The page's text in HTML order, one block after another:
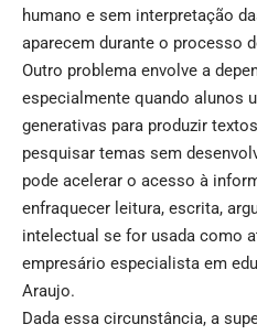
humano e sem interpretação
aparecem durante o processo
Outro problema envolve a
especialmente quando alunos
generativas para produzir
pesquisar temas sem
pode acelerar o acesso à
enfraquecer leitura, escrita,
intelectual se for usada como
empresário especialista em
Araujo.
Dada essa circunstância, a